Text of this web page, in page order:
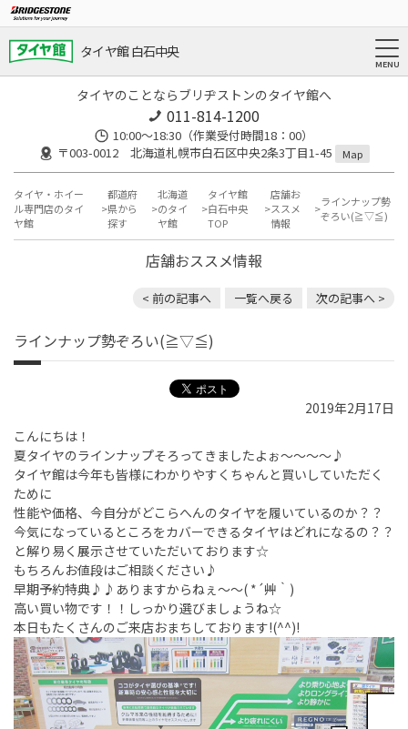
タイヤ館 白石中央
タイヤのことならブリヂストンのタイヤ館へ
011-814-1200
10:00～18:30（作業受付時間18：00）
〒003-0012 北海道札幌市白石区中央2条3丁目1-45
Map
タイヤ・ホイー
ル専門店のタイ
ヤ館
都道府
県から
探す
北海道
のタイ
ヤ館
タイヤ館
白石中央
TOP
店舗お
ススメ
情報
ラインナップ勢
ぞろい(≧▽≦)
店舗おススメ情報
< 前の記事へ 一覧へ戻る 次の記事へ >
ラインナップ勢ぞろい(≧▽≦)
2019年2月17日
こんにちは！
夏タイヤのラインナップそろってきましたよぉ～～～～♪
タイヤ館は今年も皆様にわかりやすくちゃんと買いしていただく
ために
性能や価格、今自分がどこらへんのタイヤを履いているのか？？
今気になっているところをカバーできるタイヤはどれになるの？？
と解り易く展示させていただいております☆
もちろんお値段はご相談ください♪
早期予約特典♪♪ありますからねぇ～～( *´艸｀)
高い買い物です！！しっかり選びましょうね☆
本日もたくさんのご来店おまちしております!(^^)!